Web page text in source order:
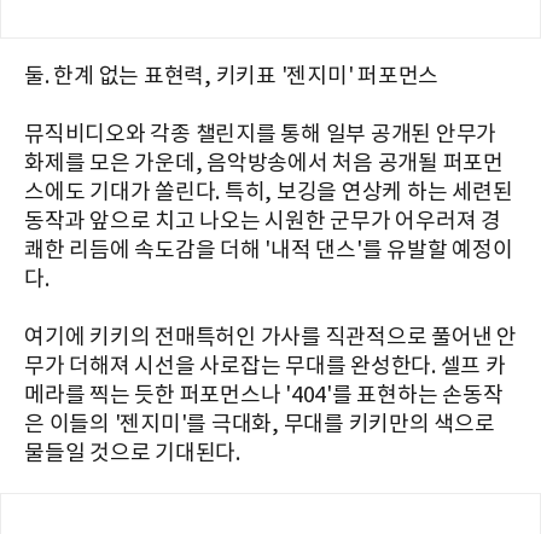
둘. 한계 없는 표현력, 키키표 '젠지미' 퍼포먼스
뮤직비디오와 각종 챌린지를 통해 일부 공개된 안무가
화제를 모은 가운데, 음악방송에서 처음 공개될 퍼포먼
스에도 기대가 쏠린다. 특히, 보깅을 연상케 하는 세련된
동작과 앞으로 치고 나오는 시원한 군무가 어우러져 경
쾌한 리듬에 속도감을 더해 '내적 댄스'를 유발할 예정이
다.
여기에 키키의 전매특허인 가사를 직관적으로 풀어낸 안
무가 더해져 시선을 사로잡는 무대를 완성한다. 셀프 카
메라를 찍는 듯한 퍼포먼스나 '404'를 표현하는 손동작
은 이들의 '젠지미'를 극대화, 무대를 키키만의 색으로
물들일 것으로 기대된다.